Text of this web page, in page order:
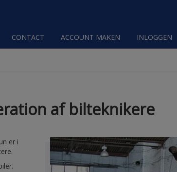
CONTACT ACCOUNT MAKEN INLOGGEN
af bilteknikere
er i